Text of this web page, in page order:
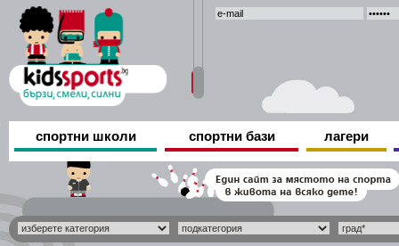
спортни школи спортни бази лагери